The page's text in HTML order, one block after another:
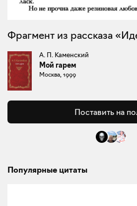
Фрагмент из рассказа
А. П. Каменский
Мой гарем
Москва, 1999
Поставить на
Популярные цитаты